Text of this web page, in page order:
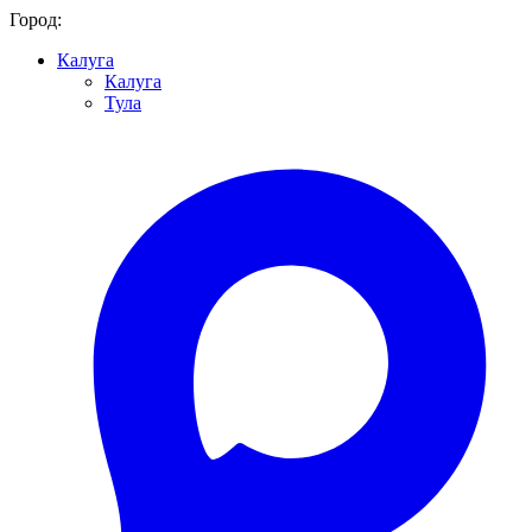
Город:
Калуга
Калуга
Тула